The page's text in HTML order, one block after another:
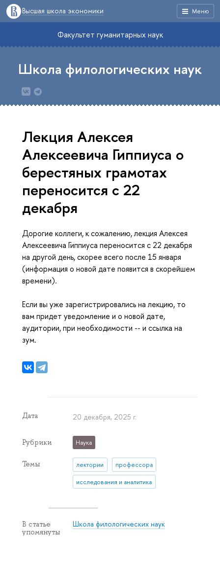
Меню
Высшая школа экономики
Факультет гуманитарных наук
Школа филологических наук
Лекция Алексея
Алексеевича Гиппиуса о
берестяных грамотах
переносится с 22
декабря
Дорогие коллеги, к сожалению, лекция Алексея
Алексеевича Гиппиуса переносится с 22 декабря
на другой день, скорее всего после 15 января
(информация о новой дате появится в скорейшем
времени).
Если вы уже зарегистрировались на лекцию, то
вам придет уведомление и о новой дате,
аудитории, при необходимости -- и ссылка на
зум.
Дата 20 декабря, 2025 г.
Рубрики Наука
Темы лектории профессора
исследования и аналитика
В статье
упомянуты
Школа филологических наук